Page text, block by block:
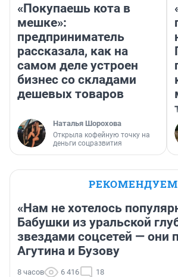
«Покупаешь кота в
мешке»:
предприниматель
рассказала, как на
самом деле устроен
бизнес со складами
дешевых товаров
Наталья Шорохова
Открыла кофейную точку на
деньги соцразвития
РЕКОМЕНДУЕМ
«Нам не хотелось
Бабушки из уральской
звездами соцсетей — они
Агутина и Бузову
8 часов 6 416 18